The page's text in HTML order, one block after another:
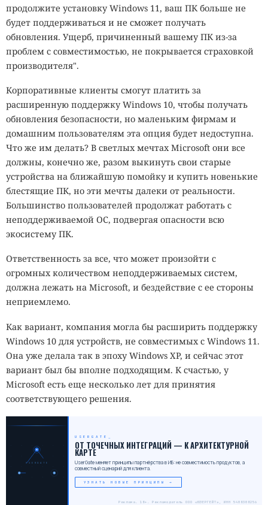
продолжите установку Windows 11, ваш ПК больше не
будет поддерживаться и не сможет получать
обновления. Ущерб, причиненный вашему ПК из-за
проблем с совместимостью, не покрывается страховкой
производителя".
Корпоративные клиенты смогут платить за
расширенную поддержку Windows 10, чтобы получать
обновления безопасности, но маленьким фирмам и
домашним пользователям эта опция будет недоступна.
Что же им делать? В светлых мечтах Microsoft они все
должны, конечно же, разом выкинуть свои старые
устройства на ближайшую помойку и купить новенькие
блестящие ПК, но эти мечты далеки от реальности.
Большинство пользователей продолжат работать с
неподдерживаемой ОС, подвергая опасности всю
экосистему ПК.
Ответственность за все, что может произойти с
огромных количеством неподдерживаемых систем,
должна лежать на Microsoft, и бездействие с ее стороны
неприемлемо.
Как вариант, компания могла бы расширить поддержку
Windows 10 для устройств, не совместимых с Windows 11.
Она уже делала так в эпоху Windows XP, и сейчас этот
вариант был бы вполне подходящим. К счастью, у
Microsoft есть еще несколько лет для принятия
соответствующего решения.
USERGATE
USERGATE
ОТ ТОЧЕЧНЫХ ИНТЕГРАЦИЙ — К АРХИТЕКТУРНОЙ
КАРТЕ
UserGate меняет принципы партнёрства в ИБ: не совместимость продуктов, а
совместный сценарий для клиента.
УЗНАТЬ НОВЫЕ ПРИНЦИПЫ →
Реклама. 18+. Рекламодатель ООО «ЮЗЕРГЕЙТ», ИНН 5408308256